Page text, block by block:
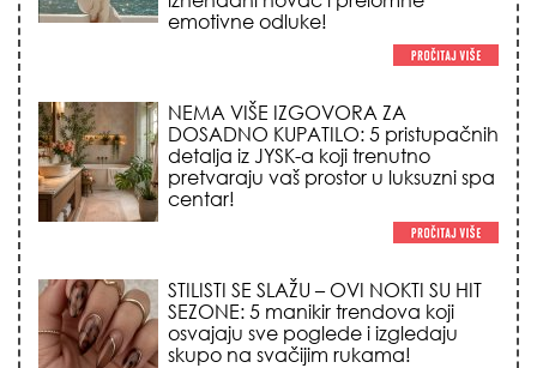
emotivne odluke!
NEMA VIŠE IZGOVORA ZA
DOSADNO KUPATILO: 5 pristupačnih
detalja iz JYSK-a koji trenutno
pretvaraju vaš prostor u luksuzni spa
centar!
STILISTI SE SLAŽU – OVI NOKTI SU HIT
SEZONE: 5 manikir trendova koji
osvajaju sve poglede i izgledaju
skupo na svačijim rukama!